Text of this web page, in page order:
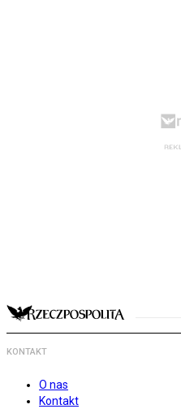
KONTAKT
O nas
Kontakt